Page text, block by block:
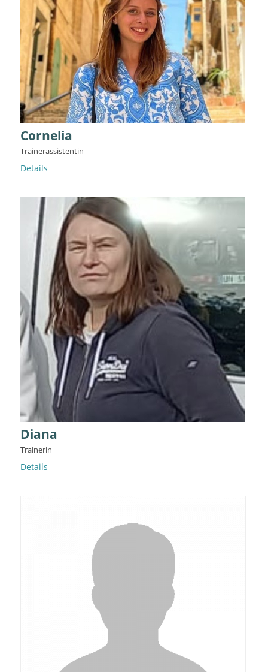
Cornelia
Trainerassistentin
Details
Diana
Trainerin
Details